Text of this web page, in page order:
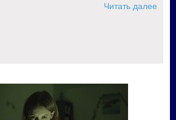
Читать далее